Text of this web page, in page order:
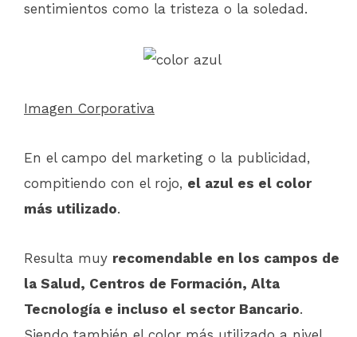
sentimientos como la tristeza o la soledad.
Imagen Corporativa
En el campo del marketing o la publicidad,
compitiendo con el rojo, el azul es el color
más utilizado.
Resulta muy recomendable en los campos de
la Salud, Centros de Formación, Alta
Tecnología e incluso el sector Bancario.